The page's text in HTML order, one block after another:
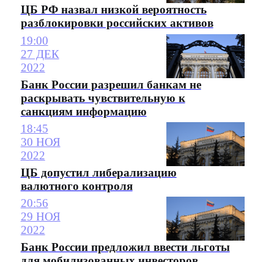
ЦБ РФ назвал низкой вероятность
разблокировки российских активов
19:00
27 ДЕК
2022
Банк России разрешил банкам не
раскрывать чувствительную к
санкциям информацию
18:45
30 НОЯ
2022
ЦБ допустил либерализацию
валютного контроля
20:56
29 НОЯ
2022
Банк России предложил ввести льготы